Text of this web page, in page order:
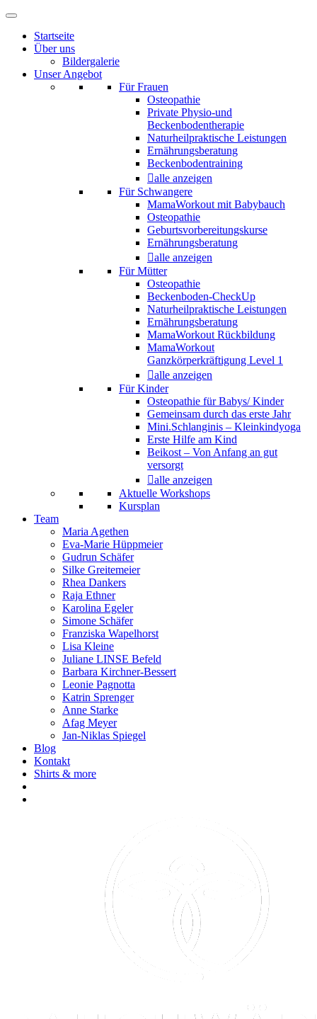
Startseite
Über uns
Bildergalerie
Unser Angebot
Für Frauen
Osteopathie
Private Physio-und
Beckenbodentherapie
Naturheilpraktische Leistungen
Ernährungsberatung
Beckenbodentraining
alle anzeigen
Für Schwangere
MamaWorkout mit Babybauch
Osteopathie
Geburtsvorbereitungskurse
Ernährungsberatung
alle anzeigen
Für Mütter
Osteopathie
Beckenboden-CheckUp
Naturheilpraktische Leistungen
Ernährungsberatung
MamaWorkout Rückbildung
MamaWorkout
Ganzkörperkräftigung Level 1
alle anzeigen
Für Kinder
Osteopathie für Babys/ Kinder
Gemeinsam durch das erste Jahr
Mini.Schlanginis – Kleinkindyoga
Erste Hilfe am Kind
Beikost – Von Anfang an gut
versorgt
alle anzeigen
Aktuelle Workshops
Kursplan
Team
Maria Agethen
Eva-Marie Hüppmeier
Gudrun Schäfer
Silke Greitemeier
Rhea Dankers
Raja Ethner
Karolina Egeler
Simone Schäfer
Franziska Wapelhorst
Lisa Kleine
Juliane LINSE Befeld
Barbara Kirchner-Bessert
Leonie Pagnotta
Katrin Sprenger
Anne Starke
Afag Meyer
Jan-Niklas Spiegel
Blog
Kontakt
Shirts & more